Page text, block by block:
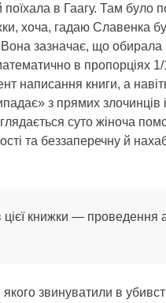
поїхала в Гаагу. Там було
хоча, гадаю Славенка
Вона зазначає, що обирала
в пропорціях 1/
написання книги, а
з прямих
суто жіноча
та беззаперечну й
книжки — проведення
звинуватили в